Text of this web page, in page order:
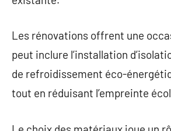
Les rénovations offrent une
peut inclure l’installation
de refroidissement éco-
tout en réduisant l’empreinte